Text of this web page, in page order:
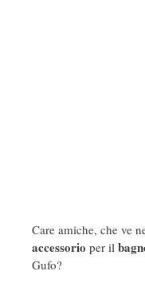
Care amiche, che ve
accessorio per il
Gufo?